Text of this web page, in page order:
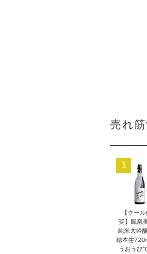
売れ
1
【クー
奨】鳳凰
純米大吟
穂本生
うおうび